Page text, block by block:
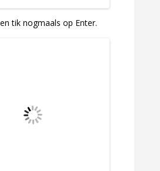
en tik nogmaals op Enter.